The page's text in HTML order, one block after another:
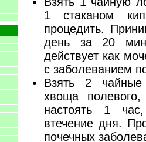
1 стаканом
процедить.
день за 20
действует как
с заболеванием
Взять 2 чайные
хвоща
настоять 1
втечение дня.
почечных